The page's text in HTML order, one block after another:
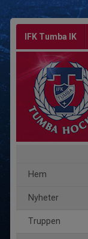
IFK Tumba IK
Hem
Nyheter
Truppen